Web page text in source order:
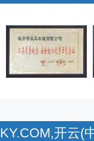
KY.COM,开云(